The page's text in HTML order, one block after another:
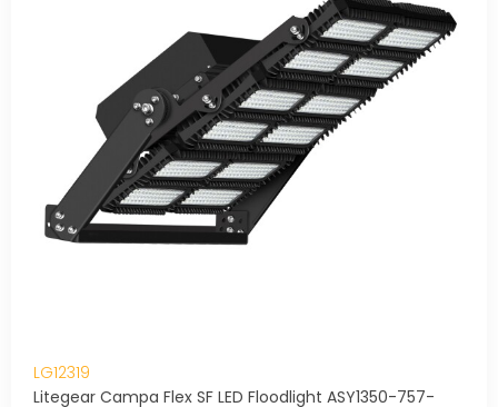
LG12319
Litegear Campa Flex SF LED Floodlight ASY1350-757-